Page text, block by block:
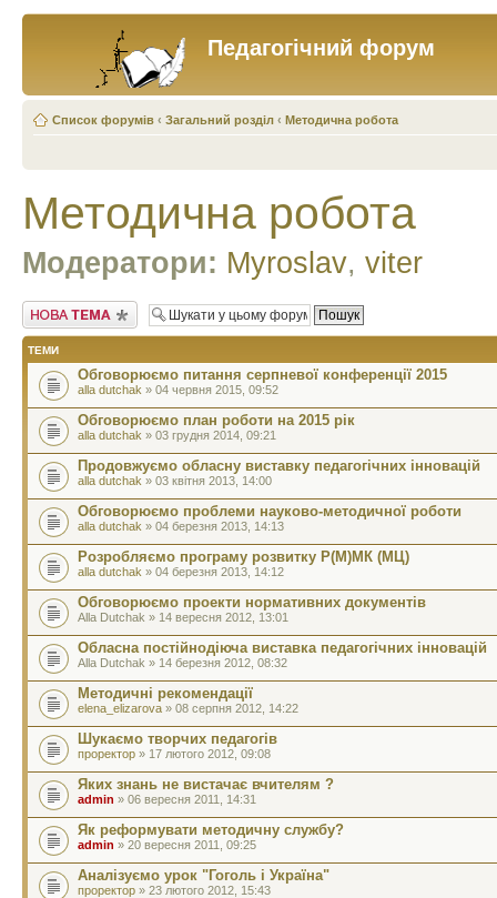
Педагогічний форум
Список форумів ‹ Загальний розділ ‹ Методична робота
Методична робота
Модератори: Myroslav, viter
Створити нову тему
ТЕМИ
Обговорюємо питання серпневої конференції 2015
alla dutchak » 04 червня 2015, 09:52
Обговорюємо план роботи на 2015 рік
alla dutchak » 03 грудня 2014, 09:21
Продовжуємо обласну виставку педагогічних інновацій
alla dutchak » 03 квітня 2013, 14:00
Обговорюємо проблеми науково-методичної роботи
alla dutchak » 04 березня 2013, 14:13
Розробляємо програму розвитку Р(М)МК (МЦ)
alla dutchak » 04 березня 2013, 14:12
Обговорюємо проекти нормативних документів
Alla Dutchak » 14 вересня 2012, 13:01
Обласна постійнодіюча виставка педагогічних інновацій
Alla Dutchak » 14 березня 2012, 08:32
Методичні рекомендації
elena_elizarova » 08 серпня 2012, 14:22
Шукаємо творчих педагогів
проректор » 17 лютого 2012, 09:08
Яких знань не вистачає вчителям ?
admin » 06 вересня 2011, 14:31
Як реформувати методичну службу?
admin » 20 вересня 2011, 09:25
Аналізуємо урок "Гоголь і Україна"
проректор » 23 лютого 2012, 15:43